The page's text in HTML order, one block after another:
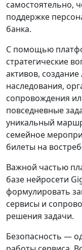
самостоятельно,
поддержке
банка.
С помощью
стратегические
активов,
наследования,
сопровождения
повседневные
уникальный
семейное
билеты на
Важной частью
базе нейросети
формулировать
сервисы и
решения задачи.
Безопасность —